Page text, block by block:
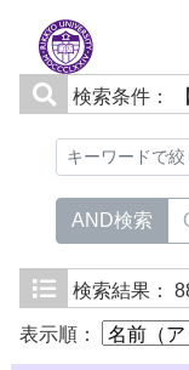
検索条件：
AND検索
検索結果：
表示順：